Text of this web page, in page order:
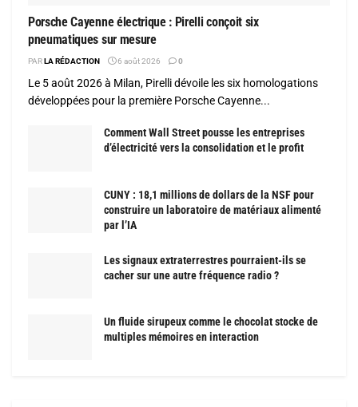
Porsche Cayenne électrique : Pirelli conçoit six
pneumatiques sur mesure
PAR LA RÉDACTION 6 août 2026 0
Le 5 août 2026 à Milan, Pirelli dévoile les six homologations
développées pour la première Porsche Cayenne...
Comment Wall Street pousse les entreprises
d’électricité vers la consolidation et le profit
CUNY : 18,1 millions de dollars de la NSF pour
construire un laboratoire de matériaux alimenté
par l’IA
Les signaux extraterrestres pourraient-ils se
cacher sur une autre fréquence radio ?
Un fluide sirupeux comme le chocolat stocke de
multiples mémoires en interaction